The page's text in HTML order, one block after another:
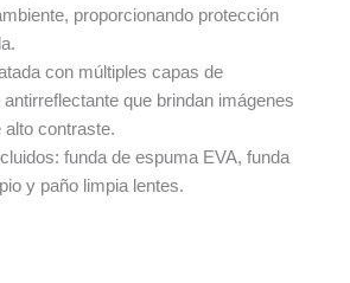
proporcionando protección
con múltiples capas de
que brindan imágenes
alto contraste.
funda de espuma EVA, funda
y paño limpia lentes.